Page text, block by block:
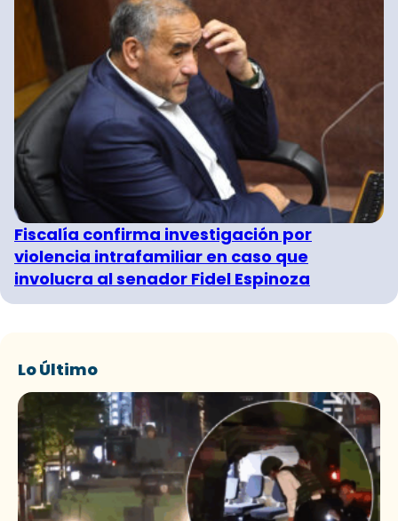
Fiscalía confirma investigación por
violencia intrafamiliar en caso que
involucra al senador Fidel Espinoza
Lo Último